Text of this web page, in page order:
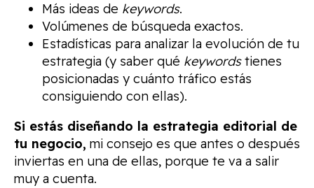
Más ideas de keywords.
Volúmenes de búsqueda exactos.
Estadísticas para analizar la evolución de tu
estrategia (y saber qué keywordstienes
posicionadas y cuánto tráfico estás
consiguiendo con ellas).
Si estás diseñando la estrategia editorial de
tu negocio, mi consejo es que antes o después
inviertas en una de ellas, porque te va a salir
muy a cuenta.